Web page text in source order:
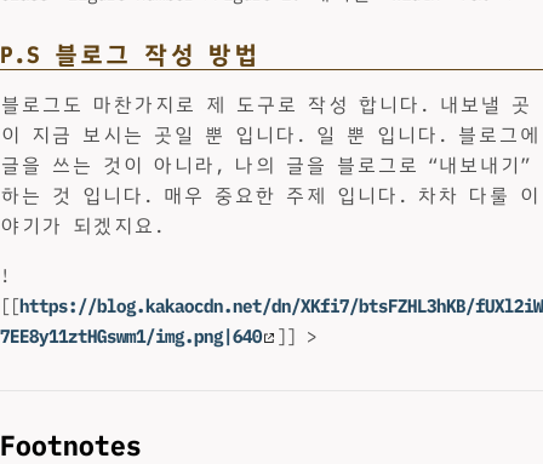
P.S 블로그 작성 방법
블로그도 마찬가지로 제 도구로 작성 합니다. 내보낼 곳
이 지금 보시는 곳일 뿐 입니다. 일 뿐 입니다. 블로그에
글을 쓰는 것이 아니라, 나의 글을 블로그로 “내보내기”
하는 것 입니다. 매우 중요한 주제 입니다. 차차 다룰 이
야기가 되겠지요.
!
[[https://blog.kakaocdn.net/dn/XKfi7/btsFZHL3hKB/fUXl2iW
7EE8y11ztHGswm1/img.png|640
]] >
Footnotes